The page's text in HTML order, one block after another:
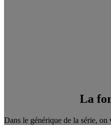
La
Dans le générique de la série,